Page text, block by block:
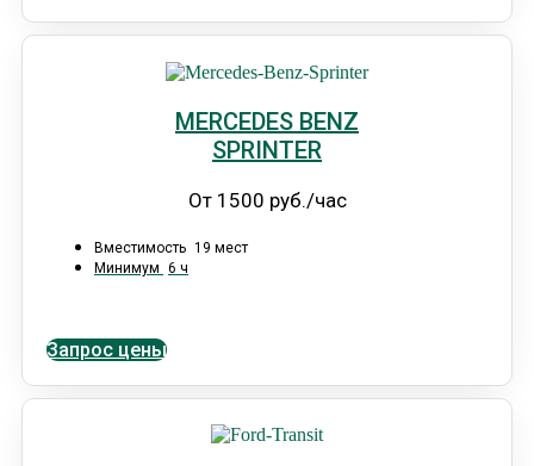
MERCEDES BENZ
SPRINTER
От 1500 руб./час
Вместимость 19 мест
Минимум 6 ч
Запрос цены